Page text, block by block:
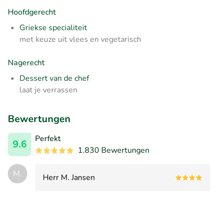
Hoofdgerecht
Griekse specialiteit
met keuze uit vlees en vegetarisch
Nagerecht
Dessert van de chef
laat je verrassen
Bewertungen
9.6
Perfekt
1.830 Bewertungen
M. Herr M. Jansen